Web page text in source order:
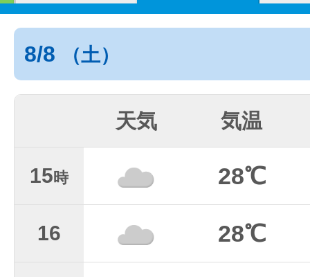
8/8 （土）
天気 気温
15時 28℃
16 28℃